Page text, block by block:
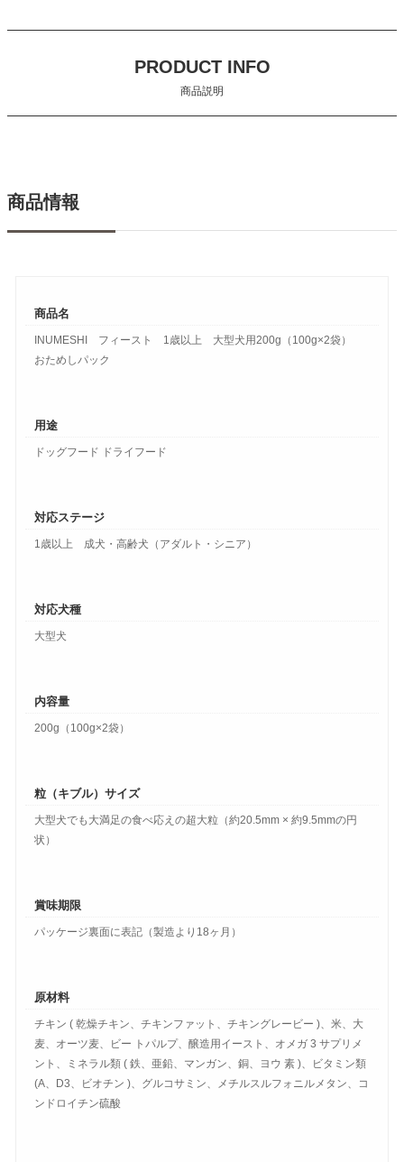
PRODUCT INFO
商品説明
商品情報
商品名
INUMESHI フィースト 1歳以上 大型犬用200g（100g×2袋）
おためしパック
用途
ドッグフード ドライフード
対応ステージ
1歳以上 成犬・高齢犬（アダルト・シニア）
対応犬種
大型犬
内容量
200g（100g×2袋）
粒（キブル）サイズ
大型犬でも大満足の食べ応えの超大粒（約20.5mm × 約9.5mmの円
状）
賞味期限
パッケージ裏面に表記（製造より18ヶ月）
原材料
チキン ( 乾燥チキン、チキンファット、チキングレービー )、米、大
麦、オーツ麦、ビー トパルプ、醸造用イースト、オメガ 3 サプリメ
ント、ミネラル類 ( 鉄、亜鉛、マンガン、銅、ヨウ 素 )、ビタミン類
(A、D3、ビオチン )、グルコサミン、メチルスルフォニルメタン、コ
ンドロイチン硫酸